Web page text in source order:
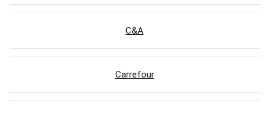
C&A
Carrefour